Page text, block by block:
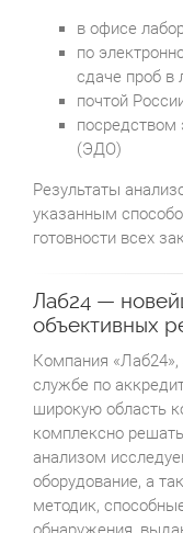
в офисе
по
сдаче проб в
почтой
посредством
(ЭДО)
Результаты
указанным
готовности всех
Лаб24 —
объективных
Компания
службе по
широкую область
комплексно
анализом
оборудование, а
методик,